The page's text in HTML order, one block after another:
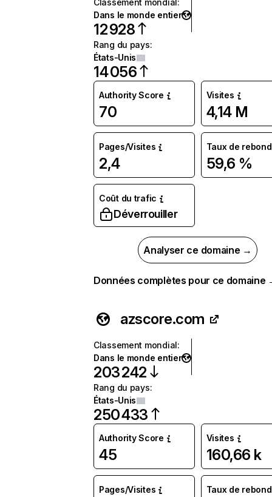
Classement mondial :
Dans le monde entier
12 928
Rang du pays:
États-Unis
14 056
Authority Score
70
Visites
4,14 M
Pages/Visites
2,4
Taux de rebond
59,6 %
Coût du trafic
Déverrouiller
Analyser ce domaine →
Données complètes pour ce domaine
azscore.com
Classement mondial:
Dans le monde entier
203 242
Rang du pays:
États-Unis
250 433
Authority Score
45
Visites
160,66 k
Pages/Visites Taux de rebond